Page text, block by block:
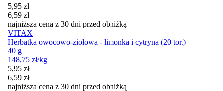
Cena promocyjna
5,95 zł
6,59 zł
najniższa cena z 30 dni przed obniżką
VITAX
Herbatka owocowo-ziołowa - limonka i cytryna (20 tor.)
40 g
148,75 zł/kg
Cena promocyjna
5,95 zł
6,59 zł
najniższa cena z 30 dni przed obniżką